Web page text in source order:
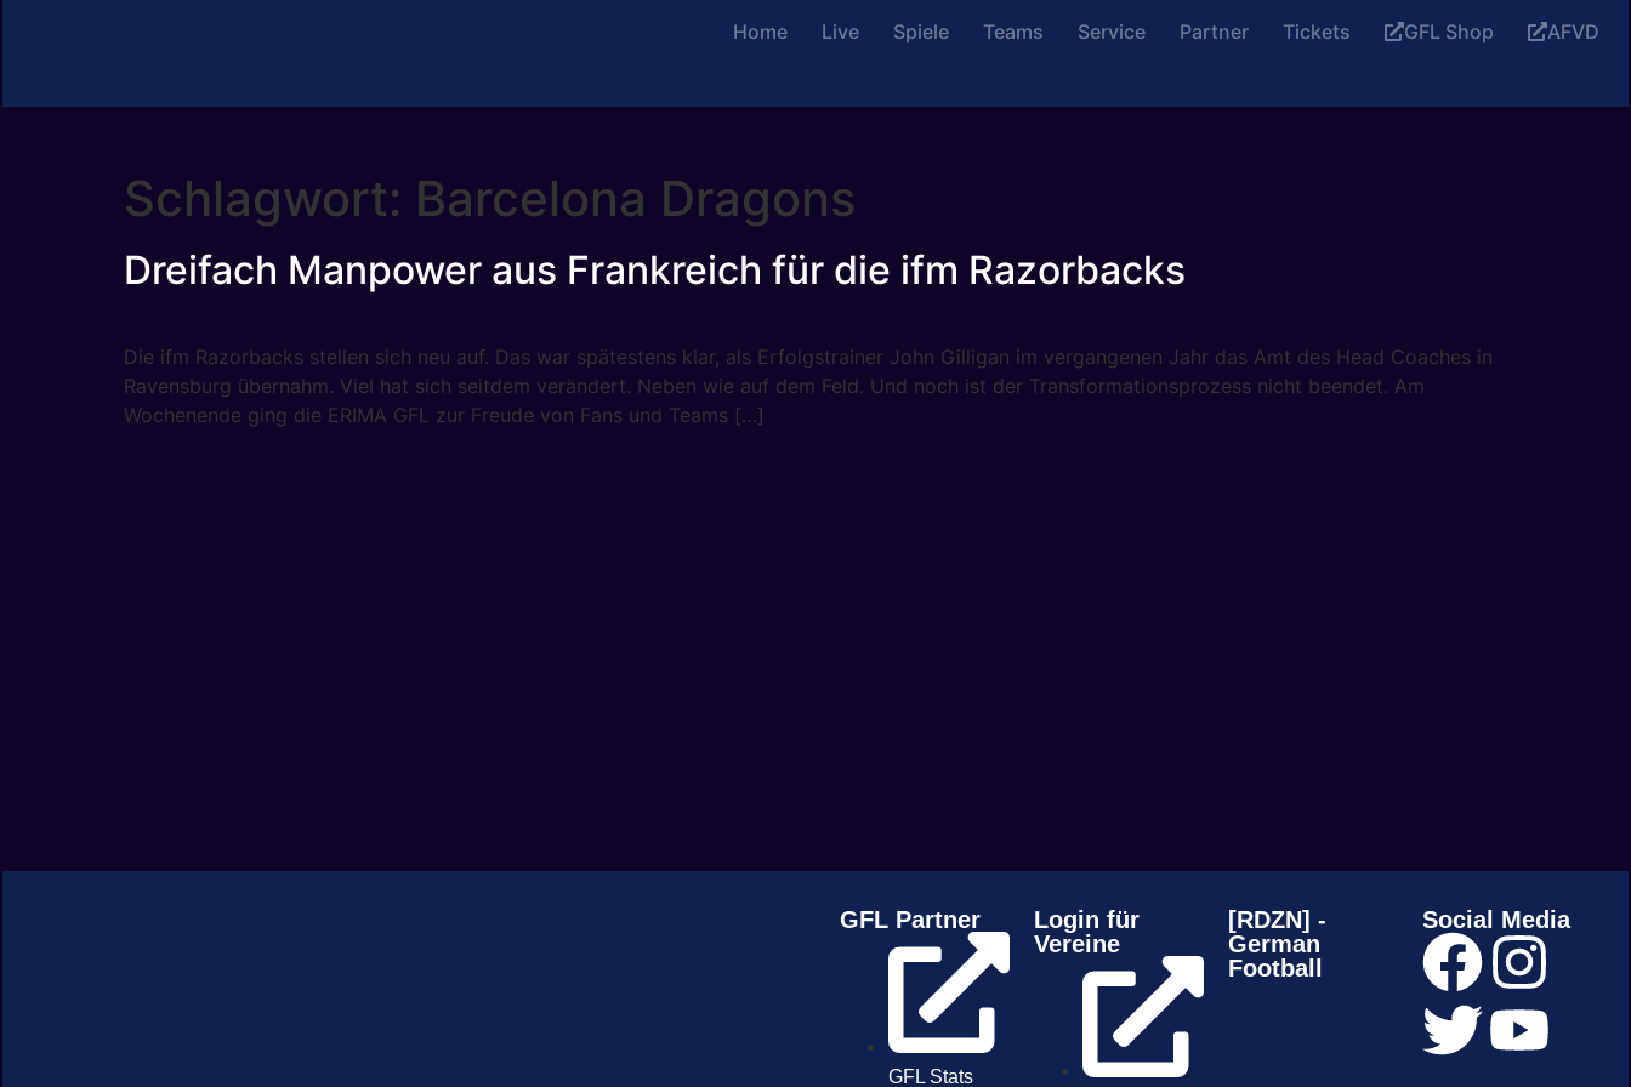
Home Live Spiele Teams Service Partner Tickets GFL Shop AFVD
Schlagwort: Barcelona Dragons
Dreifach Manpower aus Frankreich für die ifm Razorbacks
Die ifm Razorbacks stellen sich neu auf. Das war spätestens klar, als Erfolgstrainer John Gilligan im vergangenen Jahr das Amt des Head Coaches in
Ravensburg übernahm. Viel hat sich seitdem verändert. Neben wie auf dem Feld. Und noch ist der Transformationsprozess nicht beendet. Am
Wochenende ging die ERIMA GFL zur Freude von Fans und Teams […]
GFL Partner
GFL Stats
Login für
Vereine
[RDZN] -
German
Football
Social Media